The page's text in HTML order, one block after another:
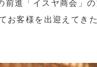
前進「イスヤ商会」
お客様を出迎えてき